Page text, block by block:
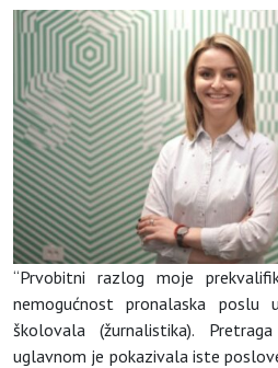
“Prvobitni razlog moje
nemogućnost pronalaska
školovala (žurnalistika).
uglavnom je pokazivala iste